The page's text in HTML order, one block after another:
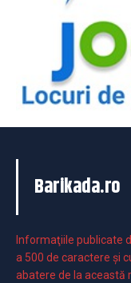
Barikada.ro
Informaţiile publicate
a 500 de caractere şi
abatere de la această